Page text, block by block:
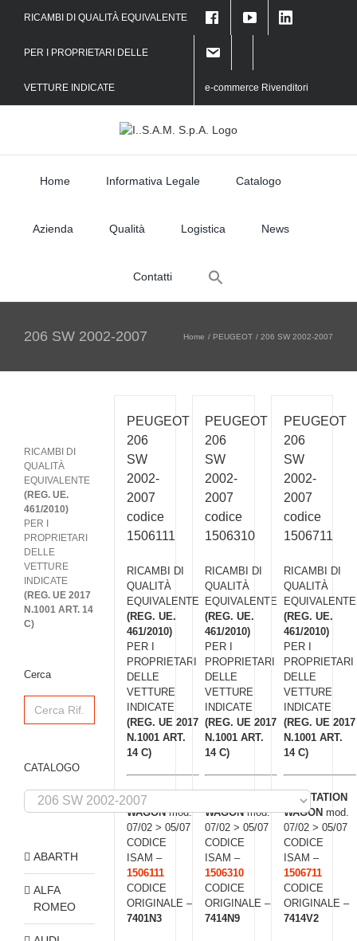
RICAMBI DI QUALITÀ EQUIVALENTE
PER I PROPRIETARI DELLE
VETTURE INDICATE e-commerce Rivenditori
Home Informativa Legale Catalogo
Azienda Qualità Logistica News
Contatti
Search
for:
206 SW 2002-2007 Home PEUGEOT 206 SW 2002-2007
PEUGEOT
206
SW
2002-
2007
codice
1506111
RICAMBI DI
QUALITÀ
EQUIVALENTE
(REG. UE.
461/2010)
PER I
PROPRIETARI
DELLE
VETTURE
INDICATE
(REG. UE 2017
N.1001 ART.
14 C)
206 STATION
WAGONmod.
07/02 > 05/07
CODICE
ISAM –
1506111
CODICE
ORIGINALE –
7401N3
PEUGEOT
206
SW
2002-
2007
codice
1506310
RICAMBI DI
QUALITÀ
EQUIVALENTE
(REG. UE.
461/2010)
PER I
PROPRIETARI
DELLE
VETTURE
INDICATE
(REG. UE 2017
N.1001 ART.
14 C)
WAGONmod.
07/02 > 05/07
CODICE
ISAM –
1506310
CODICE
ORIGINALE –
7414N9
PEUGEOT
206
SW
2002-
2007
codice
1506711
RICAMBI DI
QUALITÀ
EQUIVALENTE
(REG. UE.
461/2010)
PER I
PROPRIETARI
DELLE
VETTURE
INDICATE
(REG. UE 2017
N.1001 ART.
14 C)
206 STATION
WAGON mod.
07/02 > 05/07
CODICE
ISAM –
1506711
CODICE
ORIGINALE –
7414V2
RICAMBI DI
QUALITÀ
EQUIVALENTE
(REG. UE.
461/2010)
PER I
PROPRIETARI
DELLE
VETTURE
INDICATE
(REG. UE 2017
N.1001 ART. 14
C)
Cerca
Search
for:
CATALOGO
ABARTH
ALFA
ROMEO